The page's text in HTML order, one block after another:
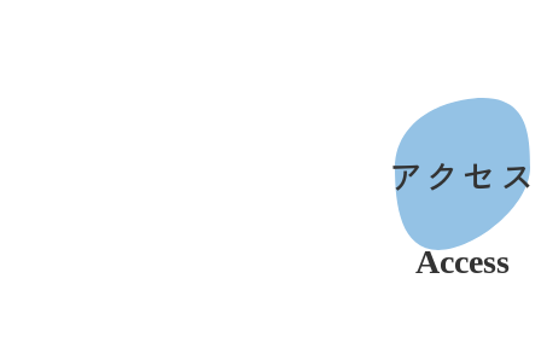
アクセス
Access